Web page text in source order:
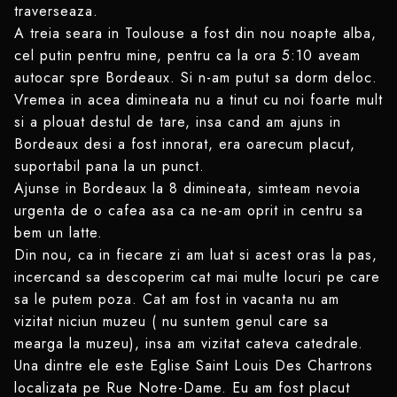
traverseaza.
A treia seara in Toulouse a fost din nou noapte alba,
cel putin pentru mine, pentru ca la ora 5:10 aveam
autocar spre Bordeaux. Si n-am putut sa dorm deloc.
Vremea in acea dimineata nu a tinut cu noi foarte mult
si a plouat destul de tare, insa cand am ajuns in
Bordeaux desi a fost innorat, era oarecum placut,
suportabil pana la un punct.
Ajunse in Bordeaux la 8 dimineata, simteam nevoia
urgenta de o cafea asa ca ne-am oprit in centru sa
bem un latte.
Din nou, ca in fiecare zi am luat si acest oras la pas,
incercand sa descoperim cat mai multe locuri pe care
sa le putem poza. Cat am fost in vacanta nu am
vizitat niciun muzeu ( nu suntem genul care sa
mearga la muzeu), insa am vizitat cateva catedrale.
Una dintre ele este Eglise Saint Louis Des Chartrons
localizata pe Rue Notre-Dame. Eu am fost placut